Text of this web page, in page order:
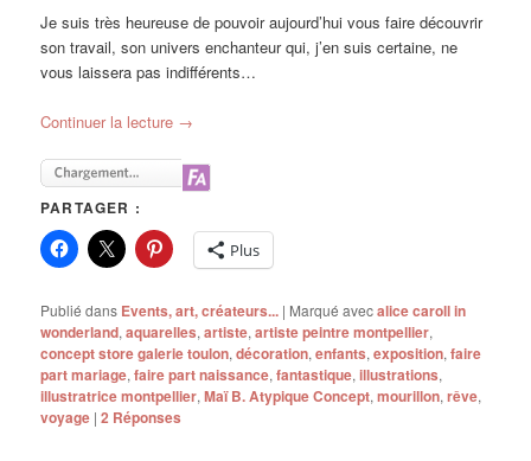
Je suis très heureuse de pouvoir aujourd’hui vous faire découvrir
son travail, son univers enchanteur qui, j’en suis certaine, ne
vous laissera pas indifférents…
Continuer la lecture →
PARTAGER :
Plus
Publié dans Events, art, créateurs... | Marqué avecalice caroll in
wonderland,aquarelles,artiste,artiste peintre montpellier,
concept store galerie toulon,décoration,enfants,exposition,faire
part mariage,faire part naissance,fantastique,illustrations,
illustratrice montpellier,Maï B. Atypique Concept,mourillon,rêve,
voyage |2 Réponses